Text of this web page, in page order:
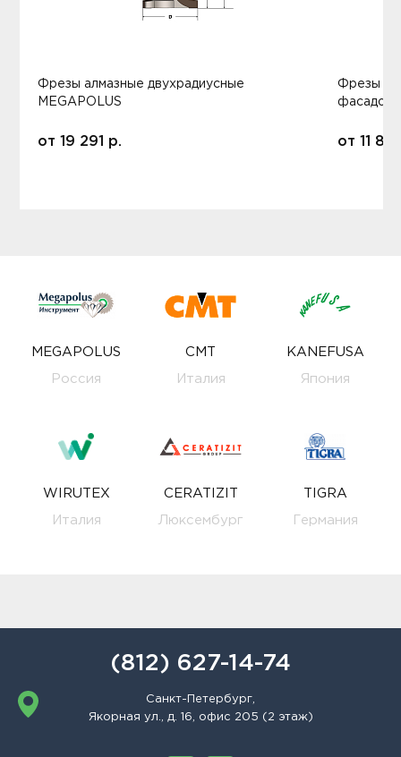
Фрезы алмазные двухрадиусные
MEGAPOLUS
от 19 291 р.
Фрезы
фасадов
от 11
MEGAPOLUS
Россия
CMT
Италия
KANEFUSA
Япония
WIRUTEX
Италия
CERATIZIT
Люксембург
TIGRA
Германия
(812) 627-14-74
Санкт-Петербург,
Якорная ул., д. 16, офис 205 (2 этаж)